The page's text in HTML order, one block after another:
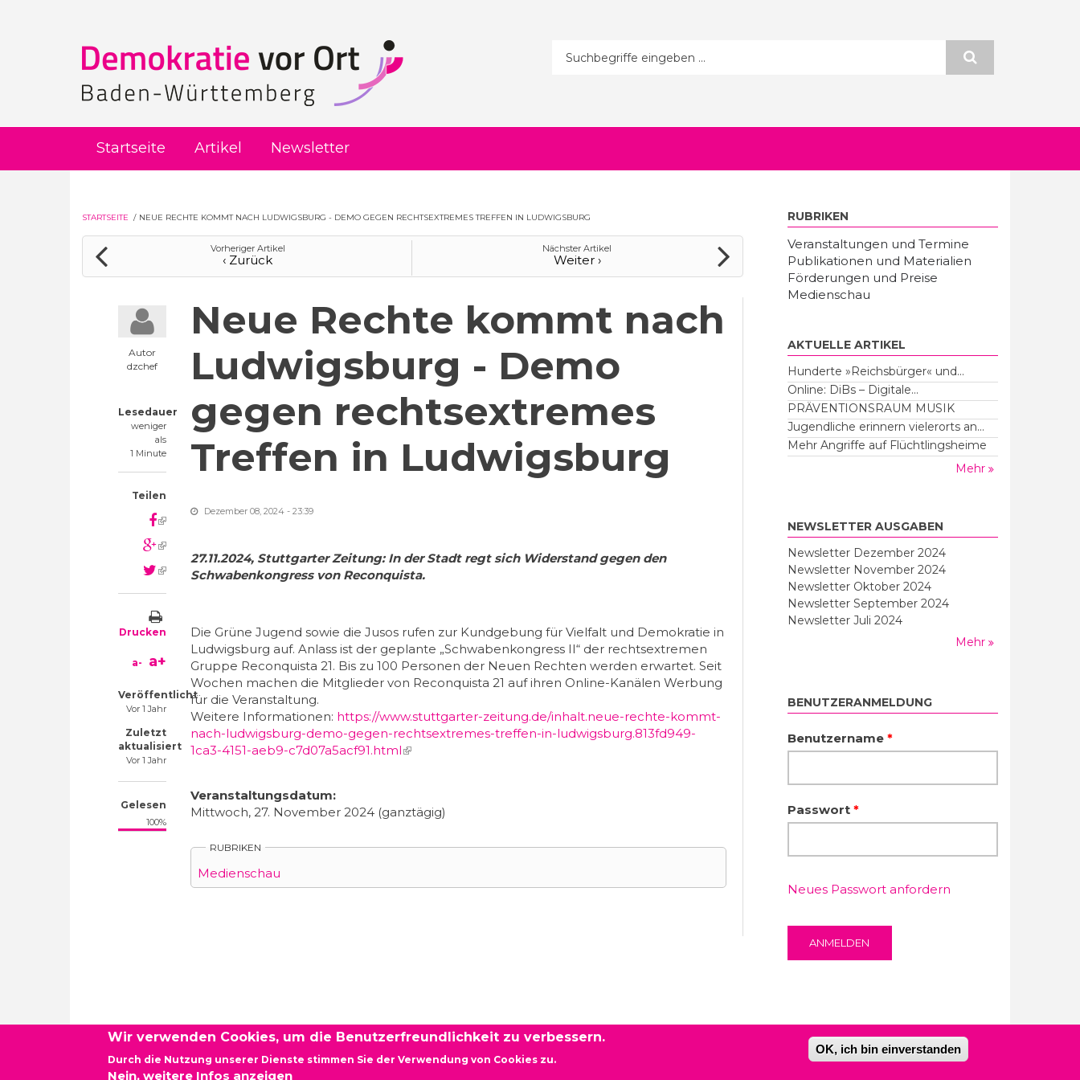
Suchformular
Startseite Artikel Newsletter
STARTSEITE / NEUE RECHTE KOMMT NACH LUDWIGSBURG - DEMO GEGEN RECHTSEXTREMES TREFFEN IN LUDWIGSBURG
Vorheriger Artikel
‹ Zurück
Nächster Artikel
Weiter ›
Autor
dzchef
Lesedauer
weniger
als
1 Minute
Teilen
(link is external)
(link is external)
(link is external)
Drucken
a- a+
Veröffentlicht
Vor 1 Jahr
Zuletzt
aktualisiert
Vor 1 Jahr
Gelesen
100%
Neue Rechte kommt nach
Ludwigsburg - Demo
gegen rechtsextremes
Treffen in Ludwigsburg
Dezember 08, 2024 - 23:39
27.11.2024, Stuttgarter Zeitung: In der Stadt regt sich Widerstand gegen den
Schwabenkongress von Reconquista.
Die Grüne Jugend sowie die Jusos rufen zur Kundgebung für Vielfalt und Demokratie in
Ludwigsburg auf. Anlass ist der geplante „Schwabenkongress II“ der rechtsextremen
Gruppe Reconquista 21. Bis zu 100 Personen der Neuen Rechten werden erwartet. Seit
Wochen machen die Mitglieder von Reconquista 21 auf ihren Online-Kanälen Werbung
für die Veranstaltung.
Weitere Informationen: https://www.stuttgarter-zeitung.de/inhalt.neue-rechte-kommt-
nach-ludwigsburg-demo-gegen-rechtsextremes-treffen-in-ludwigsburg.813fd949-
1ca3-4151-aeb9-c7d07a5acf91.html(link is external)
Veranstaltungsdatum:
Mittwoch, 27. November 2024 (ganztägig)
RUBRIKEN
Medienschau
RUBRIKEN
Veranstaltungen und Termine
Publikationen und Materialien
Förderungen und Preise
Medienschau
AKTUELLE ARTIKEL
Hunderte »Reichsbürger« und...
Online: DiBs – Digitale...
PRÄVENTIONSRAUM MUSIK
Jugendliche erinnern vielerorts an...
Mehr Angriffe auf Flüchtlingsheime
Mehr
NEWSLETTER AUSGABEN
Newsletter Dezember 2024
Newsletter November 2024
Newsletter Oktober 2024
Newsletter September 2024
Newsletter Juli 2024
Mehr
BENUTZERANMELDUNG
Benutzername *
Passwort *
Neues Passwort anfordern
Newsletter - Demokratie vor Ort Baden-Württemberg Impressum Datenschutzerklärung
Wir verwenden Cookies, um die Benutzerfreundlichkeit zu verbessern.
Durch die Nutzung unserer Dienste stimmen Sie der Verwendung von Cookies zu.
Nein, weitere Infos anzeigen
OK, ich bin einverstanden